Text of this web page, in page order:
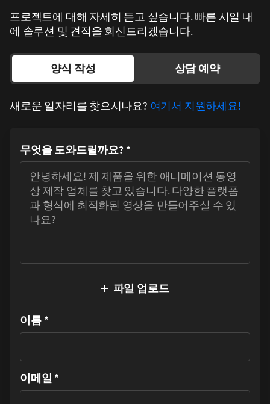
프로젝트에 대해 자세히 듣고 싶습니다. 빠른 시일 내
에 솔루션 및 견적을 회신드리겠습니다.
양식 작성 상담 예약
새로운 일자리를 찾으시나요? 여기서 지원하세요!
무엇을 도와드릴까요? *
파일 업로드
이름 *
이메일 *